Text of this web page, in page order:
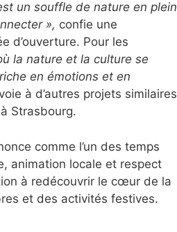
un souffle de nature en plein
», confie une
d’ouverture. Pour les
la nature et la culture se
en émotions et en
à d’autres projets similaires
Strasbourg.
comme l’un des temps
animation locale et respect
à redécouvrir le cœur de la
et des activités festives.